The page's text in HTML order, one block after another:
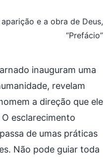
e a obra de Deus,
“Prefácio”
inauguram uma
revelam
a direção que ele
esclarecimento
de umas práticas
Não pode guiar toda